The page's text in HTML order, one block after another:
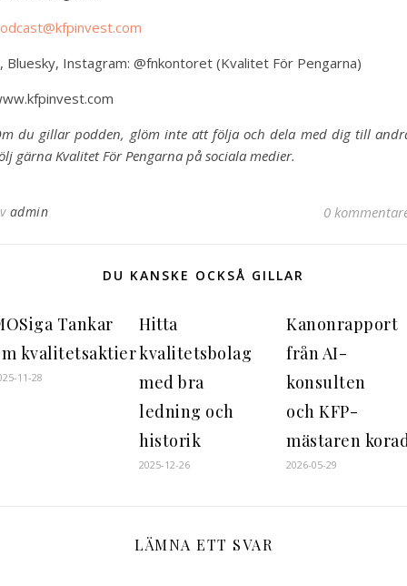
Bluesky, Instagram: @fnkontoret (Kvalitet För Pengarna)
du gillar podden, glöm inte att följa och dela med dig till
gärna Kvalitet För Pengarna på sociala medier.
admin 0
DU KANSKE OCKSÅ GILLAR
Tankar
kvalitetsaktier
11-28
Hitta
kvalitetsbolag
med bra
ledning och
historik
2025-12-26
Kanonrapport
från AI-
konsulten
och KFP-
mästaren
2026-05-29
LÄMNA ETT SVAR